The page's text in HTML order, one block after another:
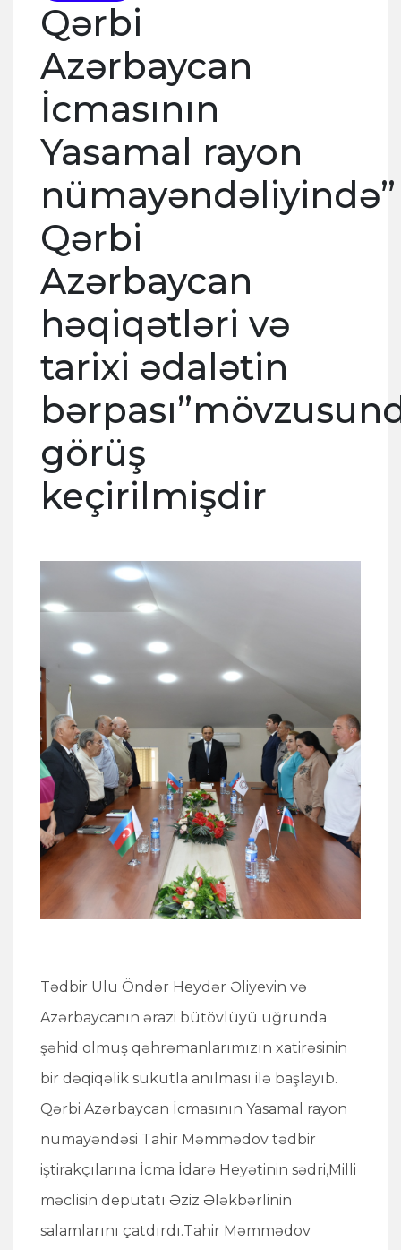
Qərbi
Azərbaycan
İcmasının
Yasamal rayon
nümayəndəliyində”
Qərbi
Azərbaycan
həqiqətləri və
tarixi ədalətin
görüş
keçirilmişdir
Tədbir Ulu Öndər Heydər Əliyevin və
Azərbaycanın ərazi bütövlüyü uğrunda
şəhid olmuş qəhrəmanlarımızın xatirəsinin
bir dəqiqəlik sükutla anılması ilə başlayıb.
Qərbi Azərbaycan İcmasının Yasamal rayon
nümayəndəsi Tahir Məmmədov tədbir
iştirakçılarına İcma İdarə Heyətinin sədri,Milli
məclisin deputatı Əziz Ələkbərlinin
salamlarını çatdırdı.Tahir Məmmədov